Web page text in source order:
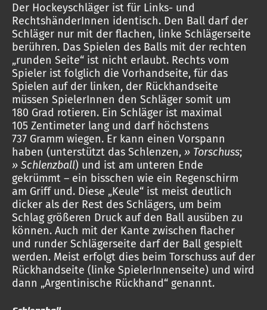
Der Hockeyschläger ist für Links- und
RechtshänderInnen identisch. Den Ball darf der
Schläger nur mit der flachen, linke Schlägerseite
berühren. Das Spielen des Balls mit der rechten
„runden Seite“ ist nicht erlaubt. Rechts vom
Spieler ist folglich die Vorhandseite, für das
Spielen auf der linken, der Rückhandseite
müssen SpielerInnen den Schläger somit um
180 Grad rotieren. Ein Schläger ist maximal
105 Zentimeter lang und darf höchstens
737 Gramm wiegen. Er kann einen Vorspann
haben (unterstützt das Schlenzen, » Torschuss;
» Schlenzball) und ist am unteren Ende
gekrümmt – ein bisschen wie ein Regenschirm
am Griff und. Diese „Keule“ ist meist deutlich
dicker als der Rest des Schlägers, um beim
Schlag größeren Druck auf den Ball ausüben zu
können. Auch mit der Kante zwischen flacher
und runder Schlägerseite darf der Ball gespielt
werden. Meist erfolgt dies beim Torschuss auf der
Rückhandseite (linke SpielerInnenseite) und wird
dann „Argentinische Rückhand“ genannt.